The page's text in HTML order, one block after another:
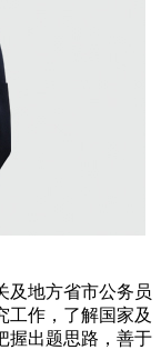
及地方省市公务员
工作，了解国家及
握出题思路，善于